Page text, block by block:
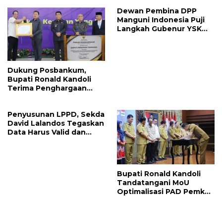
Dukung Posbankum,
Bupati Ronald Kandoli
Terima Penghargaan
Dewan Pembina DPP
Manguni Indonesia Puji
Langkah Gubenur YSK
Penyusunan LPPD, Sekda
David Lalandos Tegaskan
Data Harus Valid dan
Bupati Ronald Kandoli
Tandatangani MoU
Optimalisasi PAD Pemkab